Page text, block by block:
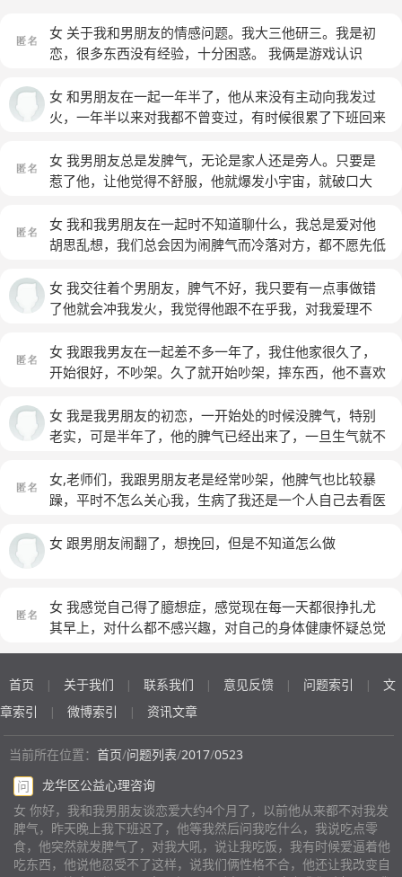
女 关于我和男朋友的情感问题。我大三他研三。我是初
恋，很多东西没有经验，十分困惑。 我俩是游戏认识
这个和他在一起的。其实除了这个他不管经济外貌工作没
什么突出的优点了，但我也一点都没有在乎这些。 我是
挺正常的，因为真的是小脾气，就那种说“哼我要生气
啦！”然后发表情包傲娇的那样，每次他都是也发个抱抱
也没当回事，他当时也没有表现很纠结。 但是在我们有
矛盾的时候他就把这些都搬出来，说我整天发脾气他十分
哪次他也说不上来就说记不清了，含含糊糊的，再追问又
说他累了。我就很搞不懂？我自认为我是一个很讲理的
但是他说我那些都是玩笑时说的玩笑话？？可是道歉时我
语气很认真他也知道的。 我的感觉就是他总把自己带入
到一些悲情男主角的戏里，莫须有的说我拿他撒气。不接
电话的原因是充电我静音没看到，过后给他打过去了的，
解释了一万遍他好像看不了，仍然在那里觉得自己十分受
气可怜。然后对我越来越没有耐心，放我鸽子五个小时出
接睡觉，我发短信他也不回，第二天早晨跟我道歉，我一
开始很生气，他说了一会缓和了一些，但是他才一共才哄
心了，我只是心情不好，说话反映慢了一些但是该回答的
成是我脾气不好。又在那里带入把我说成网上常见的那种
不讲理暴脾气对他不好的人。我突然就爱不动了，我对他
很好，不是嘴上说的，我给他买礼物，见了面他要上床我
假回家整天忙给他做饼干肉干点心想给他邮过去，我真的
是感觉自己就像一个男朋友宠着他，我也希望他能宠宠我
的小撒娇。他这样表现的很没耐心，让我突然感觉心理一
下子麻木了。 就开始觉得再这样继续下去不知道他会变
成什么样，也许他根本就不是他说的那种好脾气耐心的
人，但是我和他在一起，车房户口都不需要他帮忙，对他
工资没有要求，什么要求都没有就希望他脾气好，因为我
是在家暴中长大的。只有好脾气才能让我觉得安全。他几
次将我一腔付出说成每天发脾气，还越来越没有耐心，让
女 和男朋友在一起一年半了，他从来没有主动向我发过
火，一年半以来对我都不曾变过，有时候很累了下班回来
依我，舍得为我花钱，什么事都不用我做，可是我正是因
为这些，有些飘飘然了，开始变得一点小事就发脾气，在
昨晚和他朋友出去吃夜宵，他不小心把油滴我腿上了，我
就很凶的骂了他，然后我们就吵起来了，他昨晚把我送回
我，我该怎么办？
女 我男朋友总是发脾气，无论是家人还是旁人。只要是
惹了他，让他觉得不舒服，他就爆发小宇宙，就破口大
没有勇气和他走下去了(匿名)
女 我和我男朋友在一起时不知道聊什么，我总是爱对他
胡思乱想，我们总会因为闹脾气而冷落对方，都不愿先低
总是对我爱理不理，都不会主动找我聊天了，我感觉他不
爱我了。 我们是不是要分手了？(匿名)
女 我交往着个男朋友，脾气不好，我只要有一点事做错
了他就会冲我发火，我觉得他跟不在乎我，对我爱理不
分了以后又挽留我说他错了，我不忍心又原谅他，但是他
根本不会改变还是以前那样，说真的我都不知道我该怎么
女 我跟我男友在一起差不多一年了，我住他家很久了，
开始很好，不吵架。久了就开始吵架，摔东西，他不喜欢
不行，因为他不给，我出去完又怕他生气，我感觉自己的
自由别限制，我感觉跟他在一起委屈了不少，分分合合，
着点，不要动不动就发脾气就跟我吵，久了他骂我真的忍
了，脾气我真的改了，只是有时候太过分我会跟他吵。他
就问些问题，他也会生气。我有个朋友他不喜欢，老是说
对我朋友语气好，对他就不好，他都会觉得我朋友比他重
要。我们动不动就吵。不吵的时候对我很好。我想抽烟他
屈，想过分手不懂怎么说。
(匿名)
女 我是我男朋友的初恋，一开始处的时候没脾气，特别
老实，可是半年了，他的脾气已经出来了，一旦生气就不
我，他不是很细心，做事特别粗鲁，我特别不满意了所以
我就说个不停，然后他忍不了骂我，
女,老师们，我跟男朋友老是经常吵架，他脾气也比较暴
躁，平时不怎么关心我，生病了我还是一个人自己去看医
经常生气吵架，好在经常都是他主动来跟我道歉，要过年
过年又带女朋友出去玩的，你又这样，说起他两句又跟我
生气，叫我滚，哎，之前跟他在一起工作，有时候也会因
打我，还打我脸，虽然我知道下手也轻， 也是在玩，但
我就是不喜欢这样的相处方式，我们已经看好日子明年结
会顾家点？(匿名)
女 跟男朋友闹翻了，想挽回，但是不知道怎么做
女 我感觉自己得了臆想症，感觉现在每一天都很挣扎尤
其早上，对什么都不感兴趣，对自己的身体健康怀疑总觉
(匿名)
首页 | 关于我们 | 联系我们 | 意见反馈 | 问题索引 |
文
章索引
| 微博索引 | 资讯文章
当前所在位置： 首页/问题列表/2017/0523
问
龙华区公益心理咨询
女 你好，我和我男朋友谈恋爱大约4个月了，以前他从来都不对我发
脾气，昨天晚上我下班迟了，他等我然后问我吃什么，我说吃点零
食，他突然就发脾气了，对我大吼，说让我吃饭，我有时候爱逼着他
吃东西，他说他忍受不了这样，说我们俩性格不合，他还让我改变自